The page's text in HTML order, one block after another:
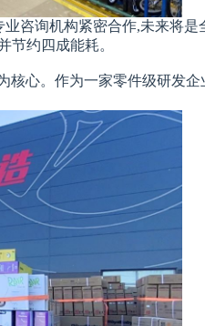
咨询机构紧密合作,未来将
节约四成能耗。
心。作为一家零件级研发